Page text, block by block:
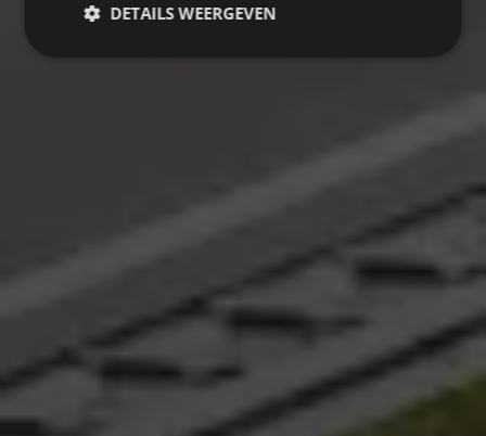
DETAILS WEERGEVEN